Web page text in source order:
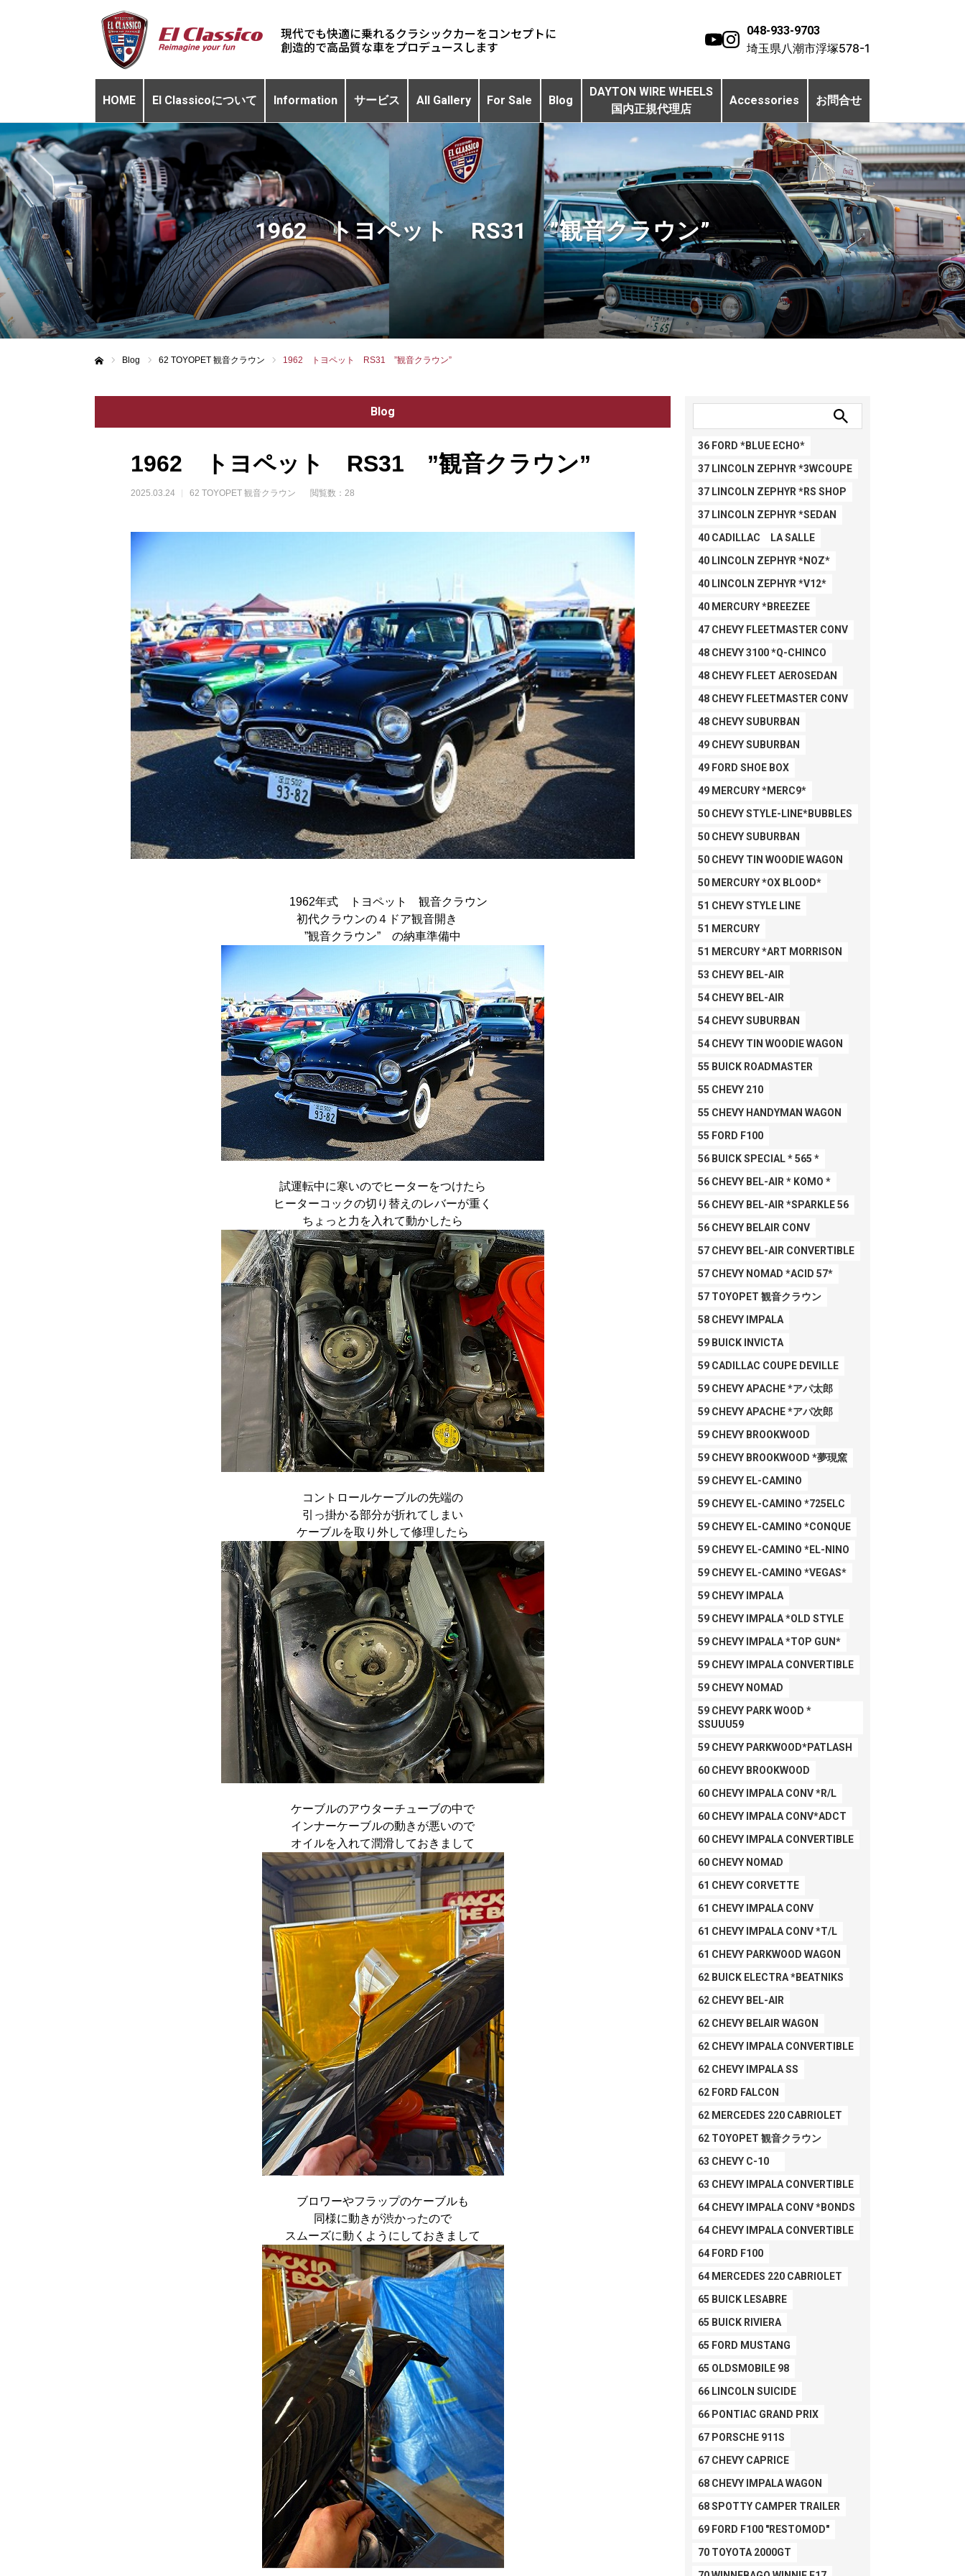
現代でも快適に乗れるクラシックカーをコンセプトに 048-933-9703
埼玉県八潮市浮塚578-1
HOME El Classicoについて Information サービス All Gallery For Sale Blog
DAYTON WIRE WHEELS
国内正規代理店
Accessories お問合せ
1962 トヨペット RS31 ”観音クラウン”
Blog 62 TOYOPET 観音クラウン 1962 トヨペット RS31 ”観音クラウン”
Blog
1962 トヨペット RS31 ”観音クラウン”
2025.03.24 62 TOYOPET 観音クラウン 閲覧数：28
1962年式 トヨペット 観音クラウン
初代クラウンの４ドア観音開き
”観音クラウン” の納車準備中
試運転中に寒いのでヒーターをつけたら
ヒーターコックの切り替えのレバーが重く
ちょっと力を入れて動かしたら
コントロールケーブルの先端の
引っ掛かる部分が折れてしまい
ケーブルを取り外して修理したら
ケーブルのアウターチューブの中で
インナーケーブルの動きが悪いので
オイルを入れて潤滑しておきまして
ブロワーやフラップのケーブルも
同様に動きが渋かったので
スムーズに動くようにしておきまして
36 FORD *BLUE ECHO*
37 LINCOLN ZEPHYR *3WCOUPE
37 LINCOLN ZEPHYR *RS SHOP
37 LINCOLN ZEPHYR *SEDAN
40 CADILLAC LA SALLE
40 LINCOLN ZEPHYR *NOZ*
40 LINCOLN ZEPHYR *V12*
40 MERCURY *BREEZEE
47 CHEVY FLEETMASTER CONV
48 CHEVY 3100 *Q-CHINCO
48 CHEVY FLEET AEROSEDAN
48 CHEVY FLEETMASTER CONV
48 CHEVY SUBURBAN
49 CHEVY SUBURBAN
49 FORD SHOE BOX
49 MERCURY *MERC9*
50 CHEVY STYLE-LINE*BUBBLES
50 CHEVY SUBURBAN
50 CHEVY TIN WOODIE WAGON
50 MERCURY *OX BLOOD*
51 CHEVY STYLE LINE
51 MERCURY
51 MERCURY *ART MORRISON
53 CHEVY BEL-AIR
54 CHEVY BEL-AIR
54 CHEVY SUBURBAN
54 CHEVY TIN WOODIE WAGON
55 BUICK ROADMASTER
55 CHEVY 210
55 CHEVY HANDYMAN WAGON
55 FORD F100
56 BUICK SPECIAL * 565 *
56 CHEVY BEL-AIR * KOMO *
56 CHEVY BEL-AIR *SPARKLE 56
56 CHEVY BELAIR CONV
57 CHEVY BEL-AIR CONVERTIBLE
57 CHEVY NOMAD *ACID 57*
57 TOYOPET 観音クラウン
58 CHEVY IMPALA
59 BUICK INVICTA
59 CADILLAC COUPE DEVILLE
59 CHEVY APACHE *アパ太郎
59 CHEVY APACHE *アパ次郎
59 CHEVY BROOKWOOD
59 CHEVY BROOKWOOD *夢現窯
59 CHEVY EL-CAMINO
59 CHEVY EL-CAMINO *725ELC
59 CHEVY EL-CAMINO *CONQUE
59 CHEVY EL-CAMINO *EL-NINO
59 CHEVY EL-CAMINO *VEGAS*
59 CHEVY IMPALA
59 CHEVY IMPALA *OLD STYLE
59 CHEVY IMPALA *TOP GUN*
59 CHEVY IMPALA CONVERTIBLE
59 CHEVY NOMAD
59 CHEVY PARK WOOD *
SSUUU59
59 CHEVY PARKWOOD*PATLASH
60 CHEVY BROOKWOOD
60 CHEVY IMPALA CONV *R/L
60 CHEVY IMPALA CONV*ADCT
60 CHEVY IMPALA CONVERTIBLE
60 CHEVY NOMAD
61 CHEVY CORVETTE
61 CHEVY IMPALA CONV
61 CHEVY IMPALA CONV *T/L
61 CHEVY PARKWOOD WAGON
62 BUICK ELECTRA *BEATNIKS
62 CHEVY BEL-AIR
62 CHEVY BELAIR WAGON
62 CHEVY IMPALA CONVERTIBLE
62 CHEVY IMPALA SS
62 FORD FALCON
62 MERCEDES 220 CABRIOLET
62 TOYOPET 観音クラウン
63 CHEVY C-10
63 CHEVY IMPALA CONVERTIBLE
64 CHEVY IMPALA CONV *BONDS
64 CHEVY IMPALA CONVERTIBLE
64 FORD F100
64 MERCEDES 220 CABRIOLET
65 BUICK LESABRE
65 BUICK RIVIERA
65 FORD MUSTANG
65 OLDSMOBILE 98
66 LINCOLN SUICIDE
66 PONTIAC GRAND PRIX
67 PORSCHE 911S
67 CHEVY CAPRICE
68 CHEVY IMPALA WAGON
68 SPOTTY CAMPER TRAILER
69 FORD F100 "RESTOMOD"
70 TOYOTA 2000GT